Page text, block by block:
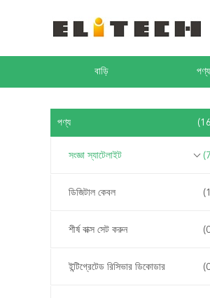
বাড়ি পণ্য
পণ্য
সংজ্ঞা স্যাটেলাইট
ডিজিটাল কেবল
শীর্ষ বাক্স সেট করুন
ইন্টিগ্রেটেড রিসিভার ডিকোডার